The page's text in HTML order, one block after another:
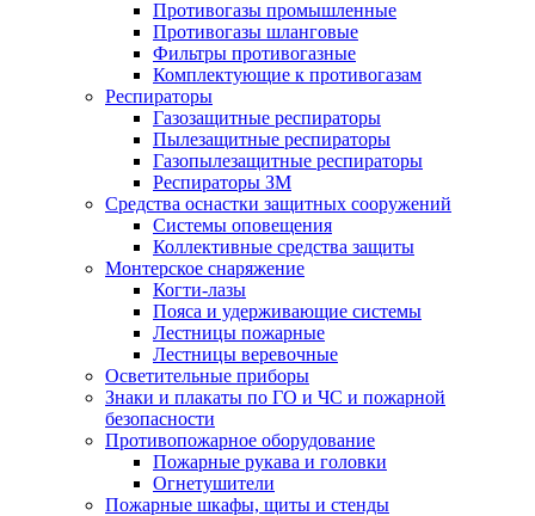
Противогазы промышленные
Противогазы шланговые
Фильтры противогазные
Комплектующие к противогазам
Респираторы
Газозащитные респираторы
Пылезащитные респираторы
Газопылезащитные респираторы
Респираторы ЗМ
Средства оснастки защитных сооружений
Системы оповещения
Коллективные средства защиты
Монтерское снаряжение
Когти-лазы
Пояса и удерживающие системы
Лестницы пожарные
Лестницы веревочные
Осветительные приборы
Знаки и плакаты по ГО и ЧС и пожарной
безопасности
Противопожарное оборудование
Пожарные рукава и головки
Огнетушители
Пожарные шкафы, щиты и стенды